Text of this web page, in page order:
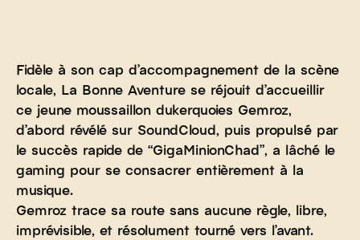
Fidèle à son cap d’accompagnement de la scène
locale, La Bonne Aventure se réjouit d’accueillir
ce jeune moussaillon dukerquoies Gemroz,
d’abord révélé sur SoundCloud, puis propulsé par
le succès rapide de “GigaMinionChad”, a lâché le
gaming pour se consacrer entièrement à la
musique.
Gemroz trace sa route sans aucune règle, libre,
imprévisible, et résolument tourné vers l’avant.